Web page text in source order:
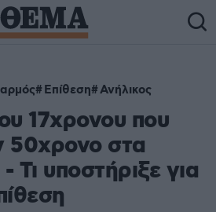
Επίθεση Ανήλικος
17χρονου που
50χρονο στα
Τι υποστήριξε για